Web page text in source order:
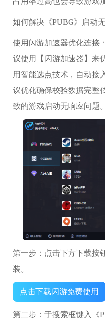
如何解决《PUBG》启动
使用闪游加速器优化连接
议使用【闪游加速器】来
用智能选点技术，自动接
议优化确保校验数据完整
致的游戏启动无响应问题。
第一步：点击下方下载按
装。
点击下载闪游免费使用
第二步：于搜索框键入《